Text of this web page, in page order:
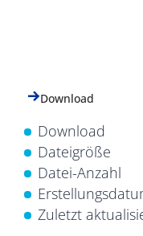
Download
Download
Dateigröße
Datei-Anzahl
Zuletzt